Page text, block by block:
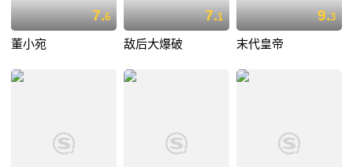
7.6
董小宛
7.1
敌后大爆破
9.3
末代皇帝